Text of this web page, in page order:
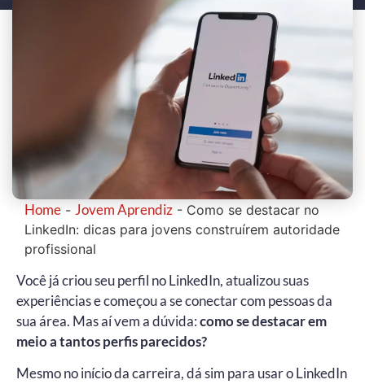
Home - Jovem Aprendiz - Como se destacar no
LinkedIn: dicas para jovens construírem autoridade
profissional
Você já criou seu perfil no LinkedIn, atualizou suas
experiências e começou a se conectar com pessoas da
sua área. Mas aí vem a dúvida:como se destacar em
meio a tantos perfis parecidos?
Mesmo no início da carreira, dá sim para usar o LinkedIn